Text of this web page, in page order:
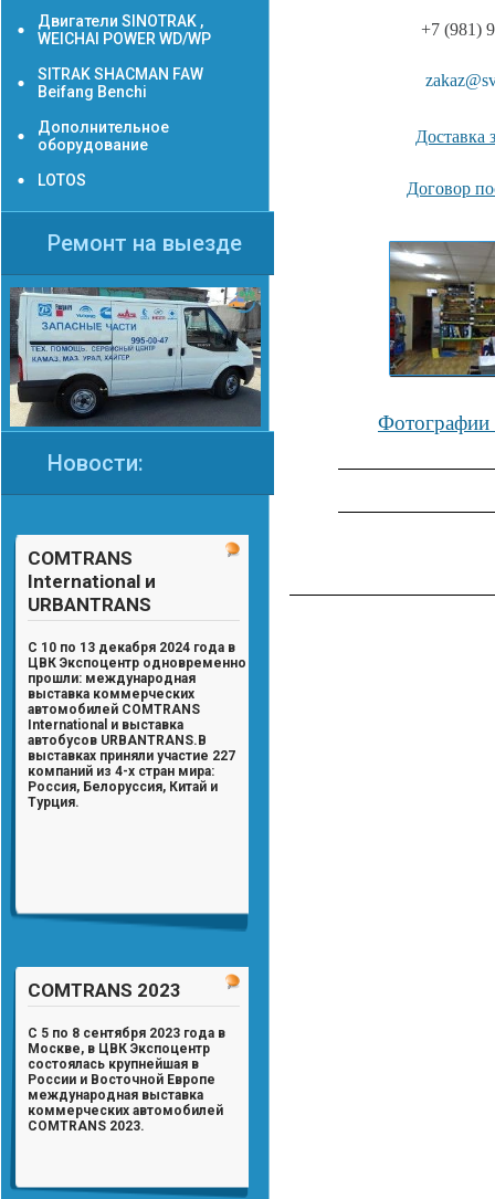
+7 (981)
Доставка
Договор
Двигатели SINOTRAK ,
WEICHAI POWER WD/WP
SITRAK SHACMAN FAW
Beifang Benchi
Дополнительное
оборудование
LOTOS
Ремонт на выезде
Новости:
COMTRANS
International и
URBANTRANS
С 10 по 13 декабря 2024 года в
ЦВК Экспоцентр одновременно
прошли: международная
выставка коммерческих
автомобилей COMTRANS
International и выставка
автобусов URBANTRANS.В
выставках приняли участие 227
компаний из 4-х стран мира:
Россия, Белоруссия, Китай и
Турция.
COMTRANS 2023
С 5 по 8 сентября 2023 года в
Москве, в ЦВК Экспоцентр
состоялась крупнейшая в
России и Восточной Европе
международная выставка
коммерческих автомобилей
COMTRANS 2023.